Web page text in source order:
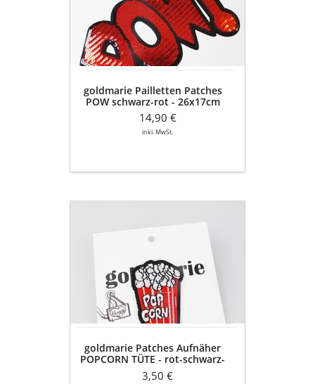
schwarz-
rot
26x17cm
goldmarie Pailletten Patches
POW schwarz-rot - 26x17cm
14,90 €
inkl. MwSt.
schwarz-
weiß
goldmarie Patches Aufnäher
POPCORN TÜTE - rot-schwarz-
weiß
3,50 €